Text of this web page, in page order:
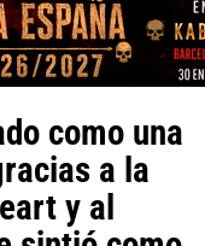
como una
a la
y al